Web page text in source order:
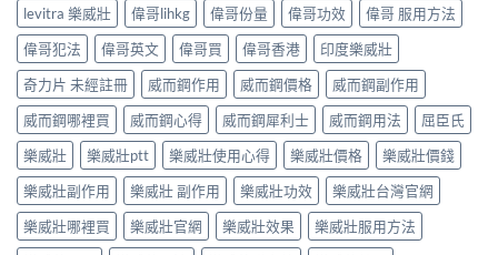
levitra 樂威壯 偉哥lihkg 偉哥份量 偉哥功效
偉哥 服用方法
偉哥犯法
偉哥英文 偉哥買 偉哥香港
印度樂威壯
奇力片 未經註冊
威而鋼作用 威而鋼價格
威而鋼副作用
威而鋼哪裡買
威而鋼心得 威而鋼犀利士 威而鋼用法
屈臣氏
樂威壯
樂威壯ptt 樂威壯使用心得 樂威壯價格
樂威壯價錢
樂威壯副作用
樂威壯 副作用 樂威壯功效
樂威壯台灣官網
樂威壯哪裡買
樂威壯官網 樂威壯效果
樂威壯服用方法